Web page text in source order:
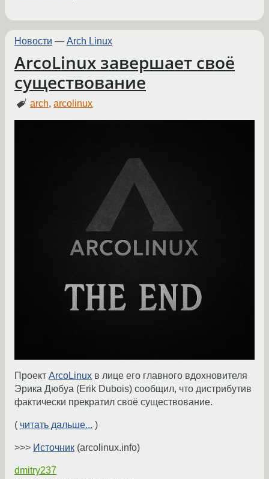
Новости — Arch Linux
ArcoLinux завершает своё
существование
arch,arcolinux
Проект ArcoLinux в лице его главного вдохновителя
Эрика Дюбуа (Erik Dubois) сообщил, что дистрибутив
фактически прекратил своё существование.
( читать дальше... )
>>> Источник (arcolinux.info)
dmitry237